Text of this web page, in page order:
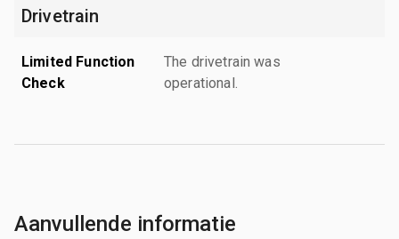
Drivetrain
Limited Function
Check
The drivetrain was
operational.
Aanvullende informatie